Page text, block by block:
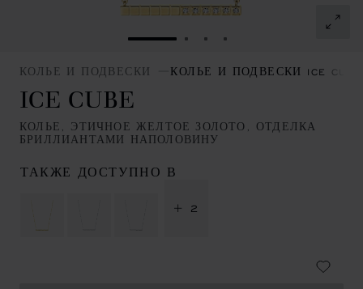
ПЕРЕЙТИ К СЛАЙДУ 1
ПЕРЕЙТИ К СЛАЙДУ 2
ПЕРЕЙТИ К СЛАЙДУ
ПЕРЕЙТИ К
КОЛЬЕ И ПОДВЕСКИ КОЛЬЕ И ПОДВЕСКИ ICE CUBE
ICE CUBE
КОЛЬЕ, ЭТИЧНОЕ ЖЕЛТОЕ ЗОЛОТО, ОТДЕЛКА
БРИЛЛИАНТАМИ НАПОЛОВИНУ
ТАКЖЕ ДОСТУПНО В
+ 2